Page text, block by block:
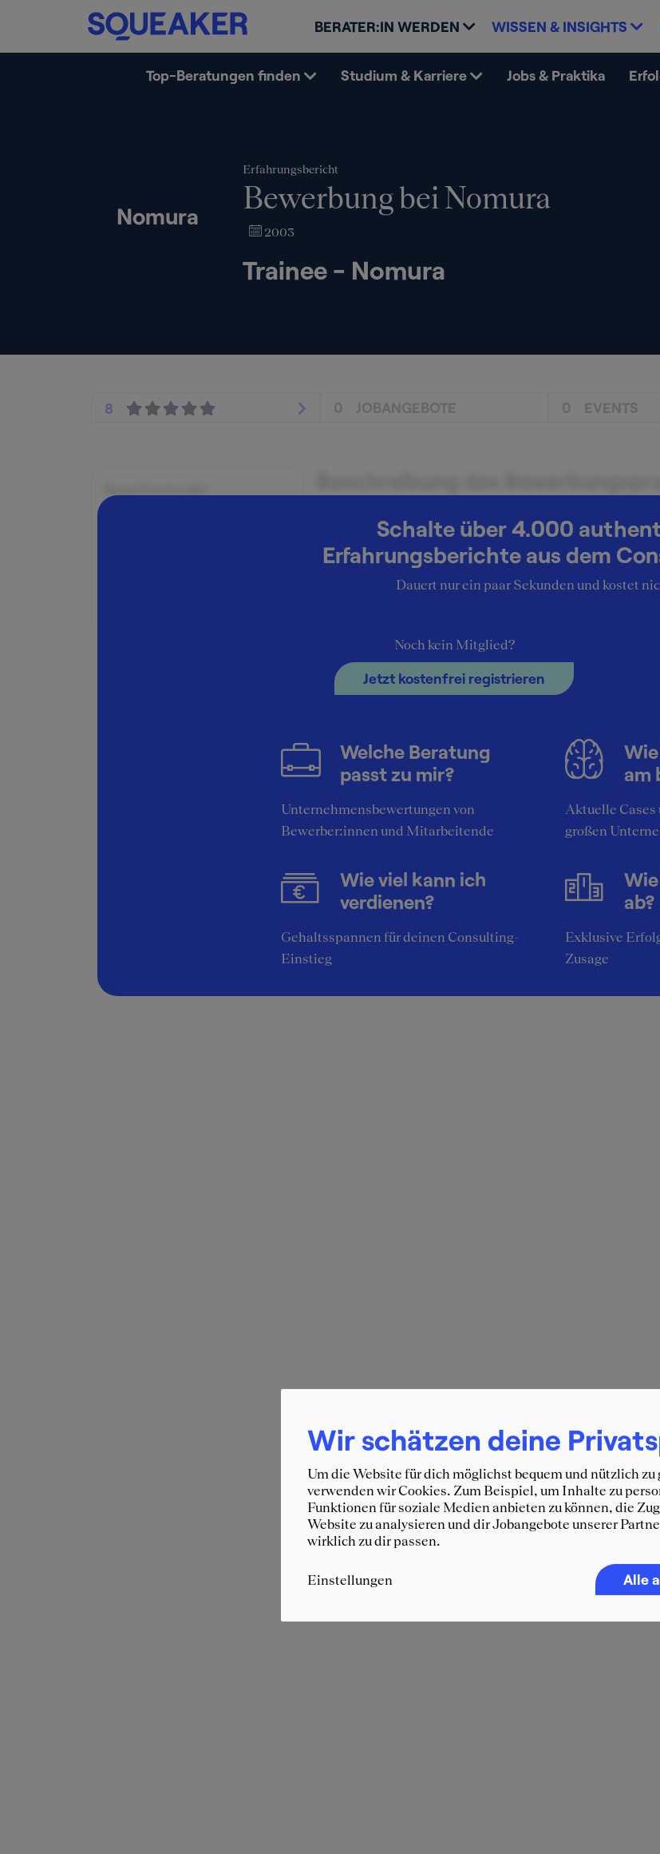
BERATER:IN WERDEN WISSEN & INSIGHTS
Top-Beratungen finden Studium & Karriere Jobs & Praktika
Nomura
Erfahrungsbericht
Bewerbung bei Nomura
2003
Trainee - Nomura
8 0 JOBANGEBOTE 0 EVENTS
Exklusive Insider-Tipps für die SQUEAKER-
Community
detaillierten Abgrenzung zu anderen Playern (GS,
Zeig, dass Du willst. Sich der Notwendigkeiten klar
"Potenzial" und "Entwicklung" darstellen - nicht
für die nachfolgende Runde. Nach Runde drei Anruf
inkl. aller wichten figures durch MD.
Schalte über 4.000
Erfahrungsberichte aus dem
Dauert nur ein paar Sekunden und kostet
Noch kein Mitglied?
Jetzt kostenfrei registrieren
Welche Beratung
passt zu mir?
Unternehmensbewertungen von
Bewerber:innen und Mitarbeitende
am
Aktuelle
großen
Wie viel kann ich
verdienen?
Gehaltsspannen für deinen Consulting-
Einstieg
ab?
Exklusive
Zusage
Wir schätzen deine
Um die Website für dich möglichst bequem und nützlich zu
verwenden wir Cookies. Zum Beispiel, um Inhalte zu
Funktionen für soziale Medien anbieten zu können, die
Website zu analysieren und dir Jobangebote unserer
wirklich zu dir passen.
Einstellungen Alle